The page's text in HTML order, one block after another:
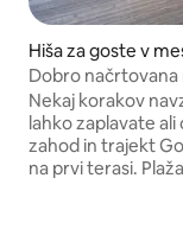
Hiša za goste v
Dobro
Nekaj korakov
lahko zaplavate
zahod in trajekt
na prvi terasi.